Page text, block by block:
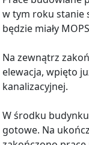
w tym roku stanie
będzie miały
Na zewnątrz
elewacja, wpięto
kanalizacyjnej.
W środku
gotowe. Na